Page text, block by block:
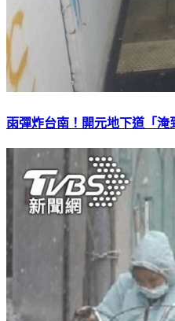
雨彈炸台南！開元地下道「